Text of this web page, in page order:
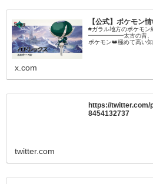
【公式】ポケモン
#ガラル地方のポケ
━━━━━━太古の昔、ガ
ポケモン👑極めて高い
x.com
https://
8454132737
twitter.com